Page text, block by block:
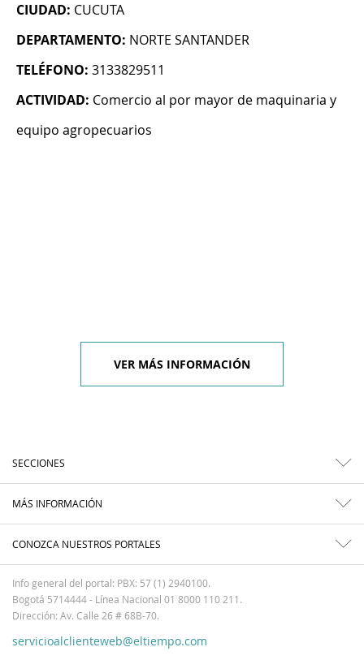
CIUDAD: CUCUTA
DEPARTAMENTO: NORTE SANTANDER
TELÉFONO: 3133829511
ACTIVIDAD: Comercio al por mayor de maquinaria y
equipo agropecuarios
VER MÁS INFORMACIÓN
SECCIONES
MÁS INFORMACIÓN
CONOZCA NUESTROS PORTALES
Info general del portal: PBX: 57 (1) 2940100.
Bogotá 5714444 - Línea Nacional 01 8000 110 211.
Dirección: Av. Calle 26 # 68B-70.
servicioalclienteweb@eltiempo.com